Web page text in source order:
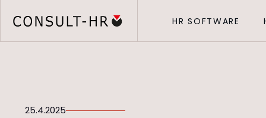
HR SOFTWARE
25.4.2025